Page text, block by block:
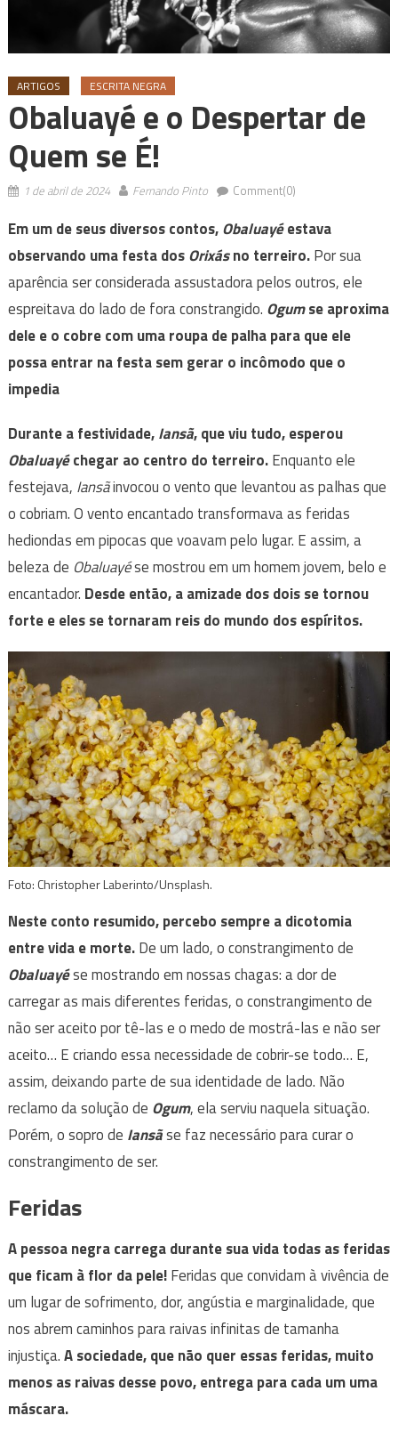
ARTIGOS ESCRITA NEGRA
Obaluayé e o Despertar de
Quem se É!
1 de abril de 2024 Fernando Pinto Comment(0)
Em um de seus diversos contos,Obaluayéestava
observando uma festa dosOrixásno terreiro.Por sua
aparência ser considerada assustadora pelos outros, ele
espreitava do lado de fora constrangido. Ogumse aproxima
dele e o cobre com uma roupa de palha para que ele
possa entrar na festa sem gerar o incômodo que o
impedia
Durante a festividade,Iansã, que viu tudo, esperou
Obaluayéchegar ao centro do terreiro.Enquanto ele
festejava, Iansãinvocou o vento que levantou as palhas que
o cobriam. O vento encantado transformava as feridas
hediondas em pipocas que voavam pelo lugar. E assim, a
beleza de Obaluayése mostrou em um homem jovem, belo e
encantador. Desde então, a amizade dos dois se tornou
forte e eles se tornaram reis do mundo dos espíritos.
Foto: Christopher Laberinto/Unsplash.
Neste conto resumido, percebo sempre a dicotomia
entre vida e morte.De um lado, o constrangimento de
Obaluayése mostrando em nossas chagas: a dor de
carregar as mais diferentes feridas, o constrangimento de
não ser aceito por tê-las e o medo de mostrá-las e não ser
aceito… E criando essa necessidade de cobrir-se todo… E,
assim, deixando parte de sua identidade de lado. Não
reclamo da solução de Ogum, ela serviu naquela situação.
Porém, o sopro de Iansãse faz necessário para curar o
constrangimento de ser.
Feridas
A pessoa negra carrega durante sua vida todas as feridas
que ficam à flor da pele!Feridas que convidam à vivência de
um lugar de sofrimento, dor, angústia e marginalidade, que
nos abrem caminhos para raivas infinitas de tamanha
injustiça.A sociedade, que não quer essas feridas, muito
menos as raivas desse povo, entrega para cada um uma
máscara.